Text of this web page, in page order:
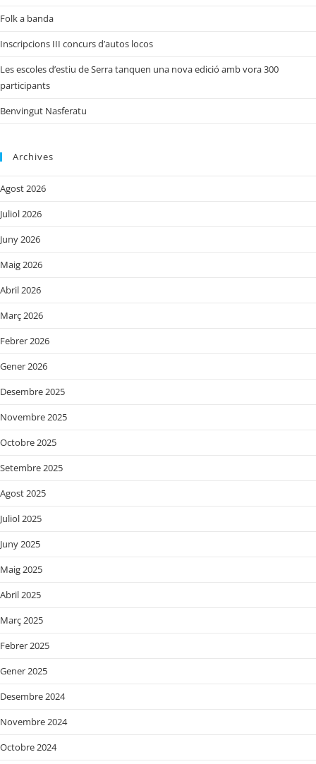
Folk a banda
Inscripcions III concurs d’autos locos
Les escoles d’estiu de Serra tanquen una nova edició amb vora 300
participants
Benvingut Nasferatu
Archives
Agost 2026
Juliol 2026
Juny 2026
Maig 2026
Abril 2026
Març 2026
Febrer 2026
Gener 2026
Desembre 2025
Novembre 2025
Octobre 2025
Setembre 2025
Agost 2025
Juliol 2025
Juny 2025
Maig 2025
Abril 2025
Març 2025
Febrer 2025
Gener 2025
Desembre 2024
Novembre 2024
Octobre 2024